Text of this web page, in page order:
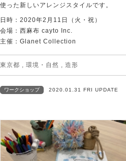
使った新しいアレンジスタイルです。
日時：2020年2月11日（火・祝）
会場：西麻布 cayto Inc.
主催：Glanet Collection
東京都 , 環境・自然 , 造形
ワークショップ 2020.01.31 FRI UPDATE